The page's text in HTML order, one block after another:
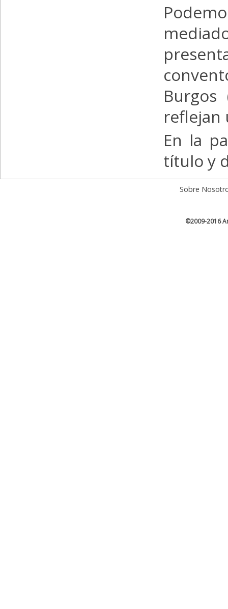
Burgos
reflejan
En la
título y
Sobre
©2009-2016